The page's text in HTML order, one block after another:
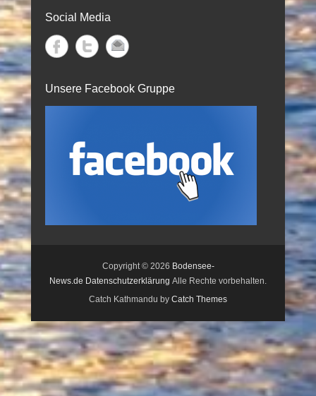
Social Media
Unsere Facebook Gruppe
Copyright © 2026 Bodensee-
News.de Datenschutzerklärung Alle Rechte vorbehalten.
Catch Kathmandu by Catch Themes